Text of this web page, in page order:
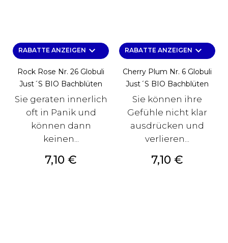
RABATTE ANZEIGEN keyboard_arrow_down
Rock Rose Nr. 26 Globuli
Just´s BIO Bachblüten
Sie geraten innerlich
oft in Panik und
können dann
keinen...
Preis
7,10 €
RABATTE ANZEIGEN keyboard_arrow_down
Cherry Plum Nr. 6 Globuli
Just´s BIO Bachblüten
Sie können ihre
Gefühle nicht klar
ausdrücken und
verlieren...
Preis
7,10 €